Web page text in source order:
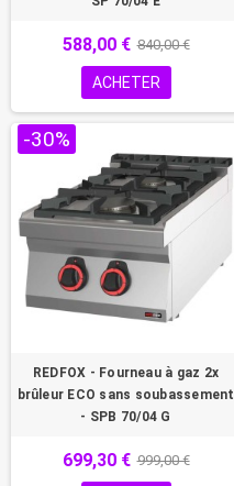
588,00 € 840,00 €
ACHETER
-30%
REDFOX - Fourneau à gaz 2x
brûleur ECO sans soubassement
- SPB 70/04 G
699,30 € 999,00 €